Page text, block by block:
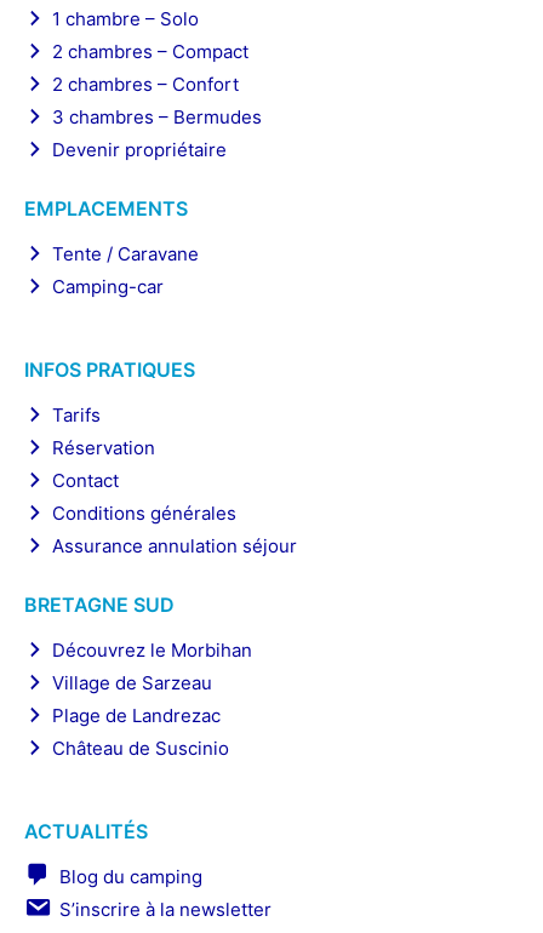
1 chambre – Solo
2 chambres – Compact
2 chambres – Confort
3 chambres – Bermudes
Devenir propriétaire
EMPLACEMENTS
Tente / Caravane
Camping-car
INFOS PRATIQUES
Tarifs
Réservation
Contact
Conditions générales
Assurance annulation séjour
BRETAGNE SUD
Découvrez le Morbihan
Village de Sarzeau
Plage de Landrezac
Château de Suscinio
ACTUALITÉS
Blog du camping
S’inscrire à la newsletter